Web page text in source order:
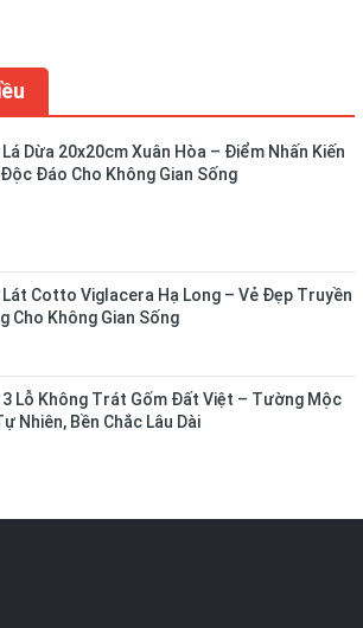
Lá Dừa 20x20cm Xuân Hòa – Điểm Nhấn Kiến
Đáo Cho Không Gian Sống
Lát Cotto Viglacera Hạ Long – Vẻ Đẹp Truyền
Cho Không Gian Sống
3 Lỗ Không Trát Gốm Đất Việt – Tường Mộc
Nhiên, Bền Chắc Lâu Dài